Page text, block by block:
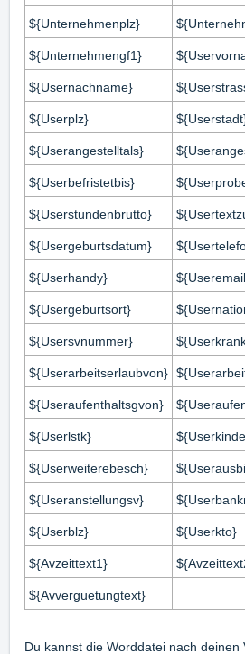
${Unternehmenplz}
${Unternehmengf1}
${Usernachname}
${Userplz}
${Userangestelltals}
${Userbefristetbis}
${Userstundenbrutto}
${Usergeburtsdatum}
${Userhandy}
${Usergeburtsort}
${Usersvnummer}
${Userarbeitserlaubvon}
${Useraufenthaltsgvon}
${Userlstk}
${Userweiterebesch}
${Useranstellungsv}
${Userblz} ${Userkto}
${Avzeittext1}
${Avverguetungtext}
Du kannst die Worddatei nach deinen